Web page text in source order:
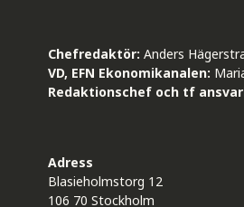
Chefredaktör: Anders
VD, EFN Ekonomikanalen:
Redaktionschef och tf
Adress
Blasieholmstorg 12
106 70 Stockholm